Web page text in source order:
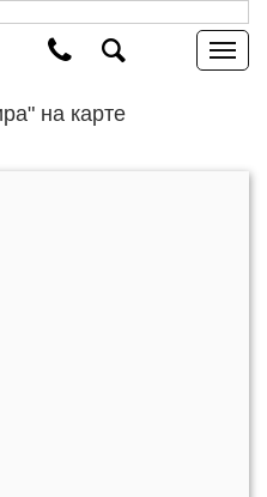
на карте